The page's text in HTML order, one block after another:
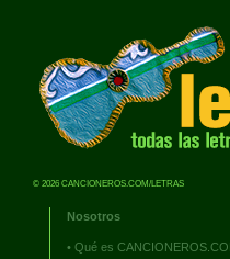
© 2026 CANCIONEROS.COM/LETRAS
Nosotros
• Qué es